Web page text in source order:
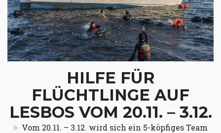
HILFE FÜR
FLÜCHTLINGE AUF
LESBOS VOM 20.11. – 3.12.
Vom 20.11. – 3.12. wird sich ein 5-köpfiges Team